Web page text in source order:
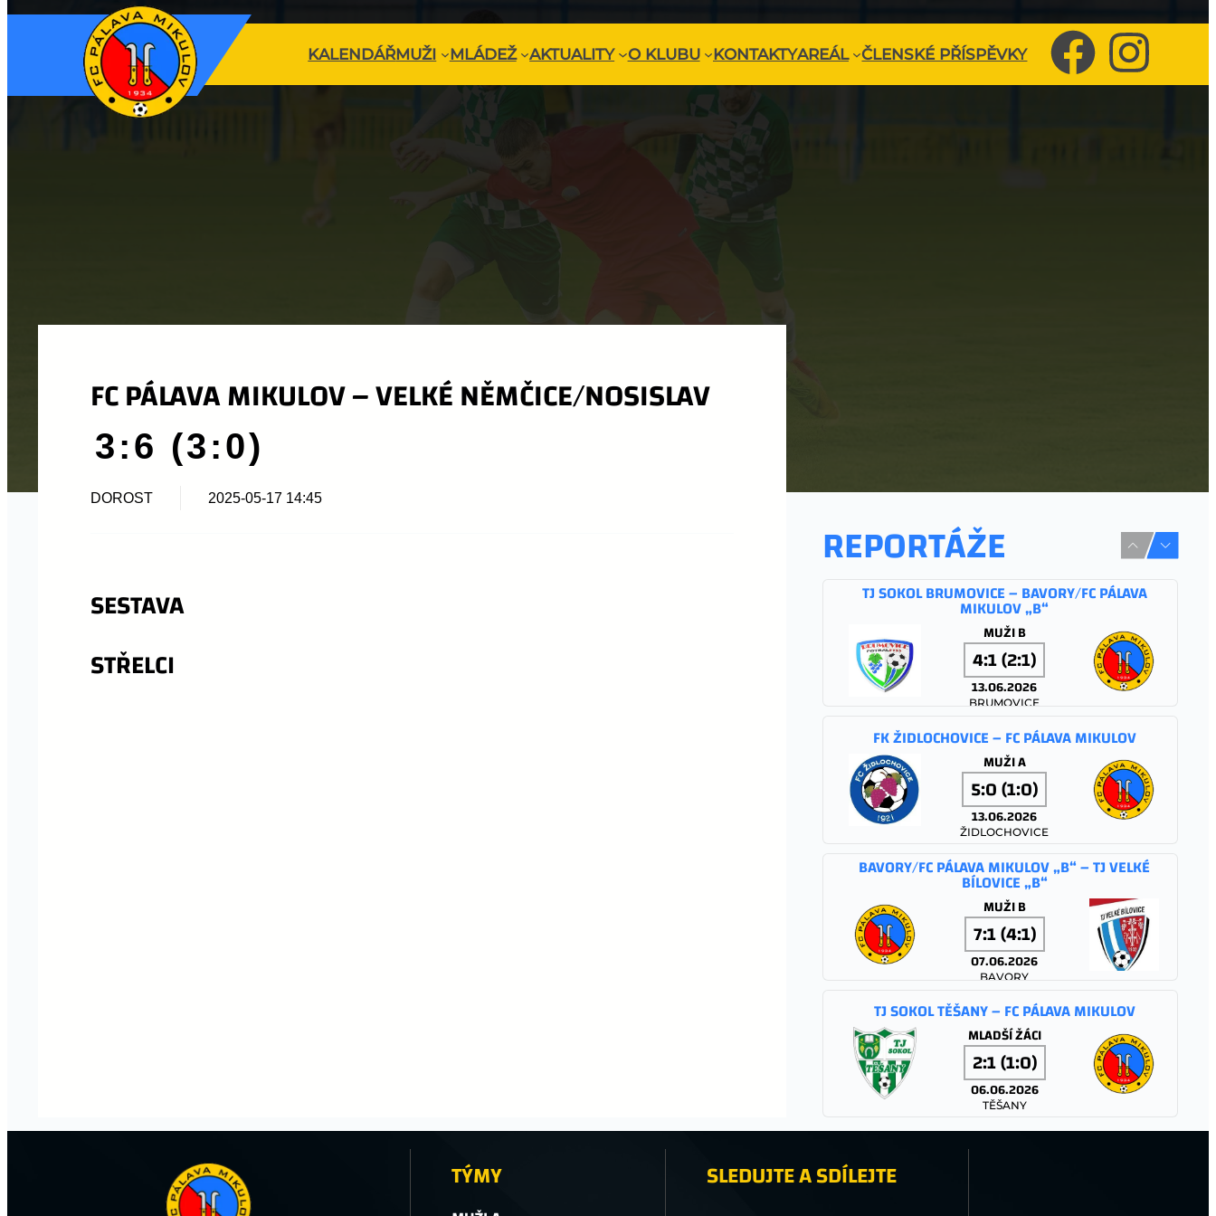
KALENDÁŘMUŽI MLÁDEŽ AKTUALITY O KLUBU KONTAKTYAREÁL ČLENSKÉ PŘÍSPĚVKY
FC PÁLAVA MIKULOV – VELKÉ NĚMČICE/NOSISLAV
3:6 (3:0)
DOROST 2025-05-17 14:45
SESTAVA
STŘELCI
REPORTÁŽE
TJ SOKOL BRUMOVICE – BAVORY/FC PÁLAVA
MIKULOV „B“
MUŽI B
4:1 (2:1)
13.06.2026
BRUMOVICE
FK ŽIDLOCHOVICE – FC PÁLAVA MIKULOV
MUŽI A
5:0 (1:0)
13.06.2026
ŽIDLOCHOVICE
BAVORY/FC PÁLAVA MIKULOV „B“ – TJ VELKÉ
BÍLOVICE „B“
MUŽI B
7:1 (4:1)
07.06.2026
BAVORY
TJ SOKOL TĚŠANY – FC PÁLAVA MIKULOV
MLADŠÍ ŽÁCI
2:1 (1:0)
06.06.2026
TĚŠANY
FC PÁLAVA MIKULOV – TJ JISKRA STRÁŽNICE
TÝMY SLEDUJTE A SDÍLEJTE